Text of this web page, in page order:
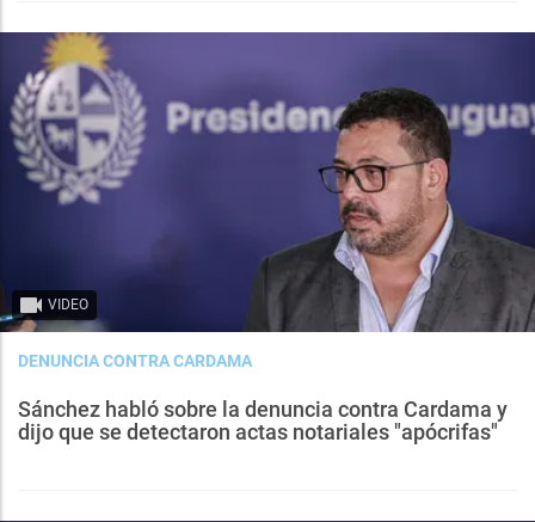
VIDEO
DENUNCIA CONTRA CARDAMA
Sánchez habló sobre la denuncia contra Cardama y
dijo que se detectaron actas notariales "apócrifas"